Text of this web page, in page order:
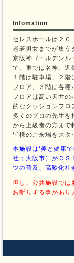
Infomation
セレスホールは２０
老若男女までが集う
京阪神ゴールデンル
で、車では名神、近
１階は駐車場、２
フロア、３階は各
フロアは高い天井
的なクッションフロ
多くのプロの先生
から上級者の方まで
皆様のご来場をスタ
本施設は‘美と健康
社；大阪市）がＣＳ
ツの普及、高齢化社
但し、公共施設では
お断りする事があり